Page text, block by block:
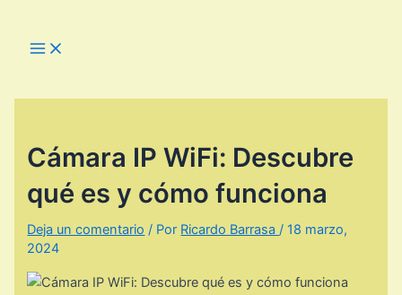
Main
Menu
Cámara IP WiFi: Descubre
qué es y cómo funciona
Deja un comentario / Por Ricardo Barrasa/18 marzo,
2024